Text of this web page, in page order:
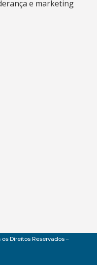
e marketing
Direitos Reservados –